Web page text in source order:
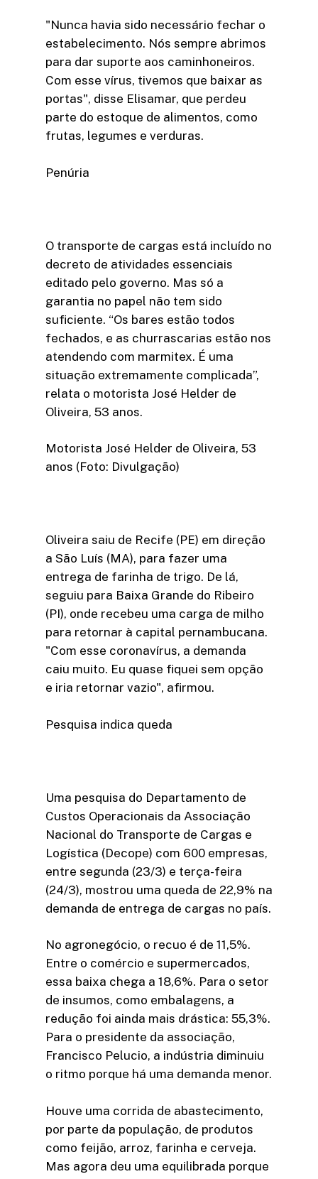
"Nunca havia sido necessário fechar o
estabelecimento. Nós sempre abrimos
para dar suporte aos caminhoneiros.
Com esse vírus, tivemos que baixar as
portas", disse Elisamar, que perdeu
parte do estoque de alimentos, como
frutas, legumes e verduras.
Penúria
O transporte de cargas está incluído no
decreto de atividades essenciais
editado pelo governo. Mas só a
garantia no papel não tem sido
suficiente. “Os bares estão todos
fechados, e as churrascarias estão nos
atendendo com marmitex. É uma
situação extremamente complicada”,
relata o motorista José Helder de
Oliveira, 53 anos.
Motorista José Helder de Oliveira, 53
anos (Foto: Divulgação)
Oliveira saiu de Recife (PE) em direção
a São Luís (MA), para fazer uma
entrega de farinha de trigo. De lá,
seguiu para Baixa Grande do Ribeiro
(PI), onde recebeu uma carga de milho
para retornar à capital pernambucana.
"Com esse coronavírus, a demanda
caiu muito. Eu quase fiquei sem opção
e iria retornar vazio", afirmou.
Pesquisa indica queda
Uma pesquisa do Departamento de
Custos Operacionais da Associação
Nacional do Transporte de Cargas e
Logística (Decope) com 600 empresas,
entre segunda (23/3) e terça-feira
(24/3), mostrou uma queda de 22,9% na
demanda de entrega de cargas no país.
No agronegócio, o recuo é de 11,5%.
Entre o comércio e supermercados,
essa baixa chega a 18,6%. Para o setor
de insumos, como embalagens, a
redução foi ainda mais drástica: 55,3%.
Para o presidente da associação,
Francisco Pelucio, a indústria diminuiu
o ritmo porque há uma demanda menor.
Houve uma corrida de abastecimento,
por parte da população, de produtos
como feijão, arroz, farinha e cerveja.
Mas agora deu uma equilibrada porque